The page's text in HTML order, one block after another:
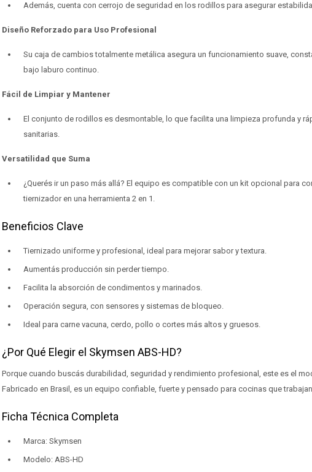
Además, cuenta con cerrojo de seguridad en los rodillos para asegurar
Diseño Reforzado para Uso Profesional
Su caja de cambios totalmente metálica asegura un funcionamiento suave,
bajo laburo continuo.
Fácil de Limpiar y Mantener
El conjunto de rodillos es desmontable, lo que facilita una limpieza profunda y
sanitarias.
Versatilidad que Suma
¿Querés ir un paso más allá? El equipo es compatible con un kit opcional para
tiernizador en una herramienta 2 en 1.
Beneficios Clave
Tiernizado uniforme y profesional, ideal para mejorar sabor y textura.
Aumentás producción sin perder tiempo.
Facilita la absorción de condimentos y marinados.
Operación segura, con sensores y sistemas de bloqueo.
Ideal para carne vacuna, cerdo, pollo o cortes más altos y gruesos.
¿Por Qué Elegir el Skymsen ABS-HD?
Porque cuando buscás durabilidad, seguridad y rendimiento profesional, este es el
Fabricado en Brasil, es un equipo confiable, fuerte y pensado para cocinas que trabajan
Ficha Técnica Completa
Marca: Skymsen
Modelo: ABS-HD